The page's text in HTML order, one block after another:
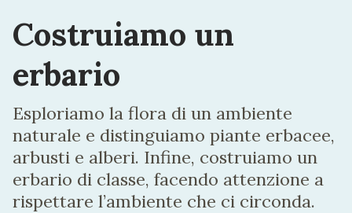
Costruiamo un
erbario
Esploriamo la flora di un ambiente
naturale e distinguiamo piante erbacee,
arbusti e alberi. Infine, costruiamo un
erbario di classe, facendo attenzione a
rispettare l’ambiente che ci circonda.